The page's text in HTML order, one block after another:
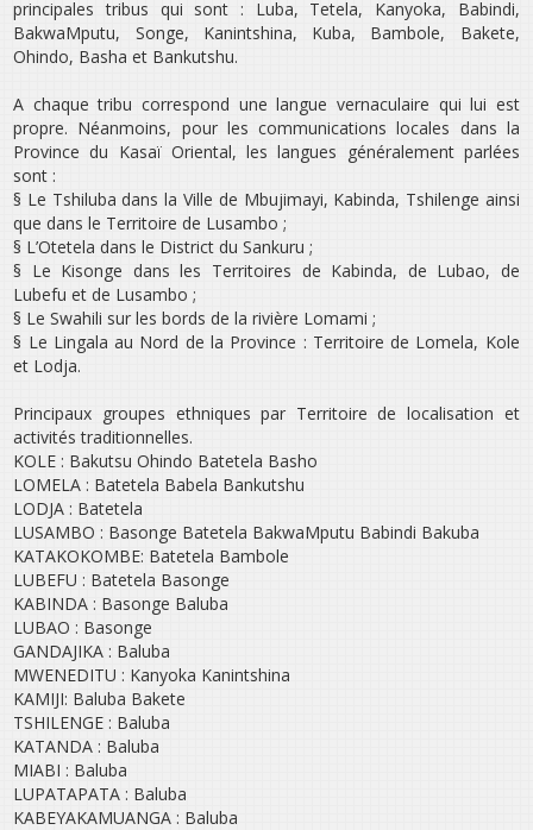
principales tribus qui sont : Luba, Tetela, Kanyoka, Babindi,
Bakwa­Mputu, Songe, Kanintshina, Kuba, Bambole, Bakete,
Ohindo, Basha et Bankutshu.
A chaque tribu correspond une langue vernaculaire qui lui est
propre. Néanmoins, pour les communications locales dans la
Province du Kasaï Oriental, les langues généralement parlées
sont :
§ Le Tshiluba dans la Ville de Mbujimayi, Kabinda, Tshilenge ainsi
que dans le Territoire de Lusambo ;
§ L’Otetela dans le District du Sankuru ;
§ Le Kisonge dans les Territoires de Kabinda, de Lubao, de
Lubefu et de Lusambo ;
§ Le Swahili sur les bords de la rivière Lomami ;
§ Le Lingala au Nord de la Province : Territoire de Lomela, Kole
et Lodja.
Principaux groupes ethniques par Territoire de localisation et
activités traditionnelles.
KOLE : Bakutsu Ohindo Batetela Basho
LOMELA : Batetela Babela Bankutshu
LODJA : Batetela
LUSAMBO : Basonge Batetela Bakwa­Mputu Babindi Bakuba
KATAKO­KOMBE: Batetela Bambole
LUBEFU : Batetela Basonge
KABINDA : Basonge Baluba
LUBAO : Basonge
GANDAJIKA : Baluba
MWENE­DITU : Kanyoka Kanintshina
KAMIJI: Baluba Bakete
TSHILENGE : Baluba
KATANDA : Baluba
MIABI : Baluba
LUPATAPATA : Baluba
KABEYA­KAMUANGA : Baluba